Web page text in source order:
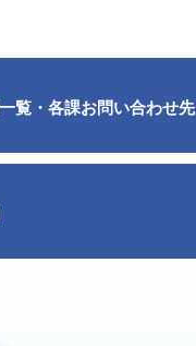
覧・各課お問い合わせ先